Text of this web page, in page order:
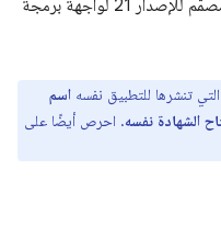
"HelloWorld_21" اسمًا جيدًا لتطبيق مصمّم للإصدار 21 لواجهة برمجة
اسم
الشهادة نفسه. احرص أيضًا على